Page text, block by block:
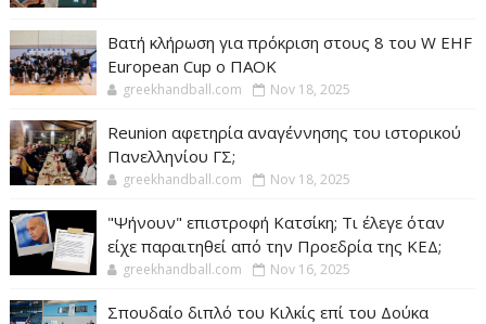
Βατή κλήρωση για πρόκριση στους 8 του W EHF
European Cup ο ΠΑΟΚ
greekhandball.com Nov 18, 2025
Reunion αφετηρία αναγέννησης του ιστορικού
Πανελληνίου ΓΣ;
greekhandball.com Nov 18, 2025
"Ψήνουν" επιστροφή Κατσίκη; Τι έλεγε όταν
είχε παραιτηθεί από την Προεδρία της ΚΕΔ;
greekhandball.com Nov 16, 2025
Σπουδαίο διπλό του Κιλκίς επί του Δούκα